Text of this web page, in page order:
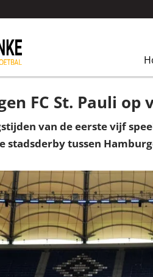
FC St. Pauli
van de eerste vijf
stadsderby tussen